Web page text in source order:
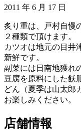
2011 年 6 月 17 日
炙り重は、戸村自慢
２種類で頂けます。
カツオは地元の目井
新鮮です。
副菜には日南地獲れ
豆腐を原料にした飫
どん（夏季は山太郎
お楽しみください。
店舗情報